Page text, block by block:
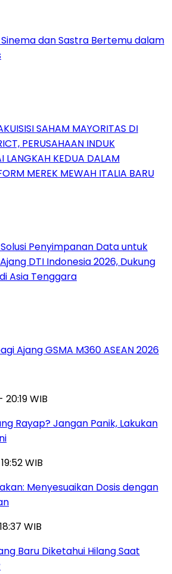
Sinema dan Sastra Bertemu dalam
SAHAM MAYORITAS DI
PERUSAHAAN INDUK
LANGKAH KEDUA DALAM
MEREK MEWAH ITALIA BARU
Penyimpanan Data untuk
DTI Indonesia 2026, Dukung
Asia Tenggara
Ajang GSMA M360 ASEAN 2026
WIB
Rayap? Jangan Panik, Lakukan
WIB
Menyesuaikan Dosis dengan
WIB
Baru Diketahui Hilang Saat